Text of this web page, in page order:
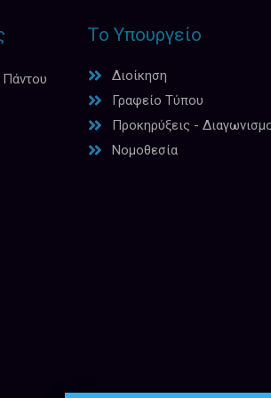
Το Υπουργείο
Διοίκηση
Γραφείο Τύπου
Προκηρύξεις -
Νομοθεσία